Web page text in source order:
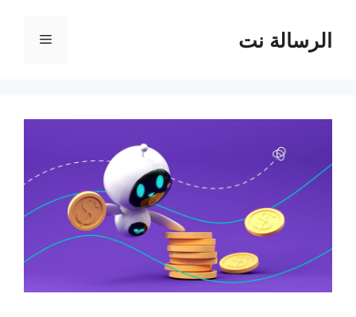
المحتوىالرسالة نت القائمة